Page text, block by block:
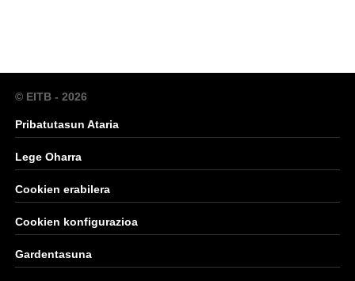
© EITB - 2026
Pribatutasun Ataria
Lege Oharra
Cookien erabilera
Cookien konfigurazioa
Gardentasuna